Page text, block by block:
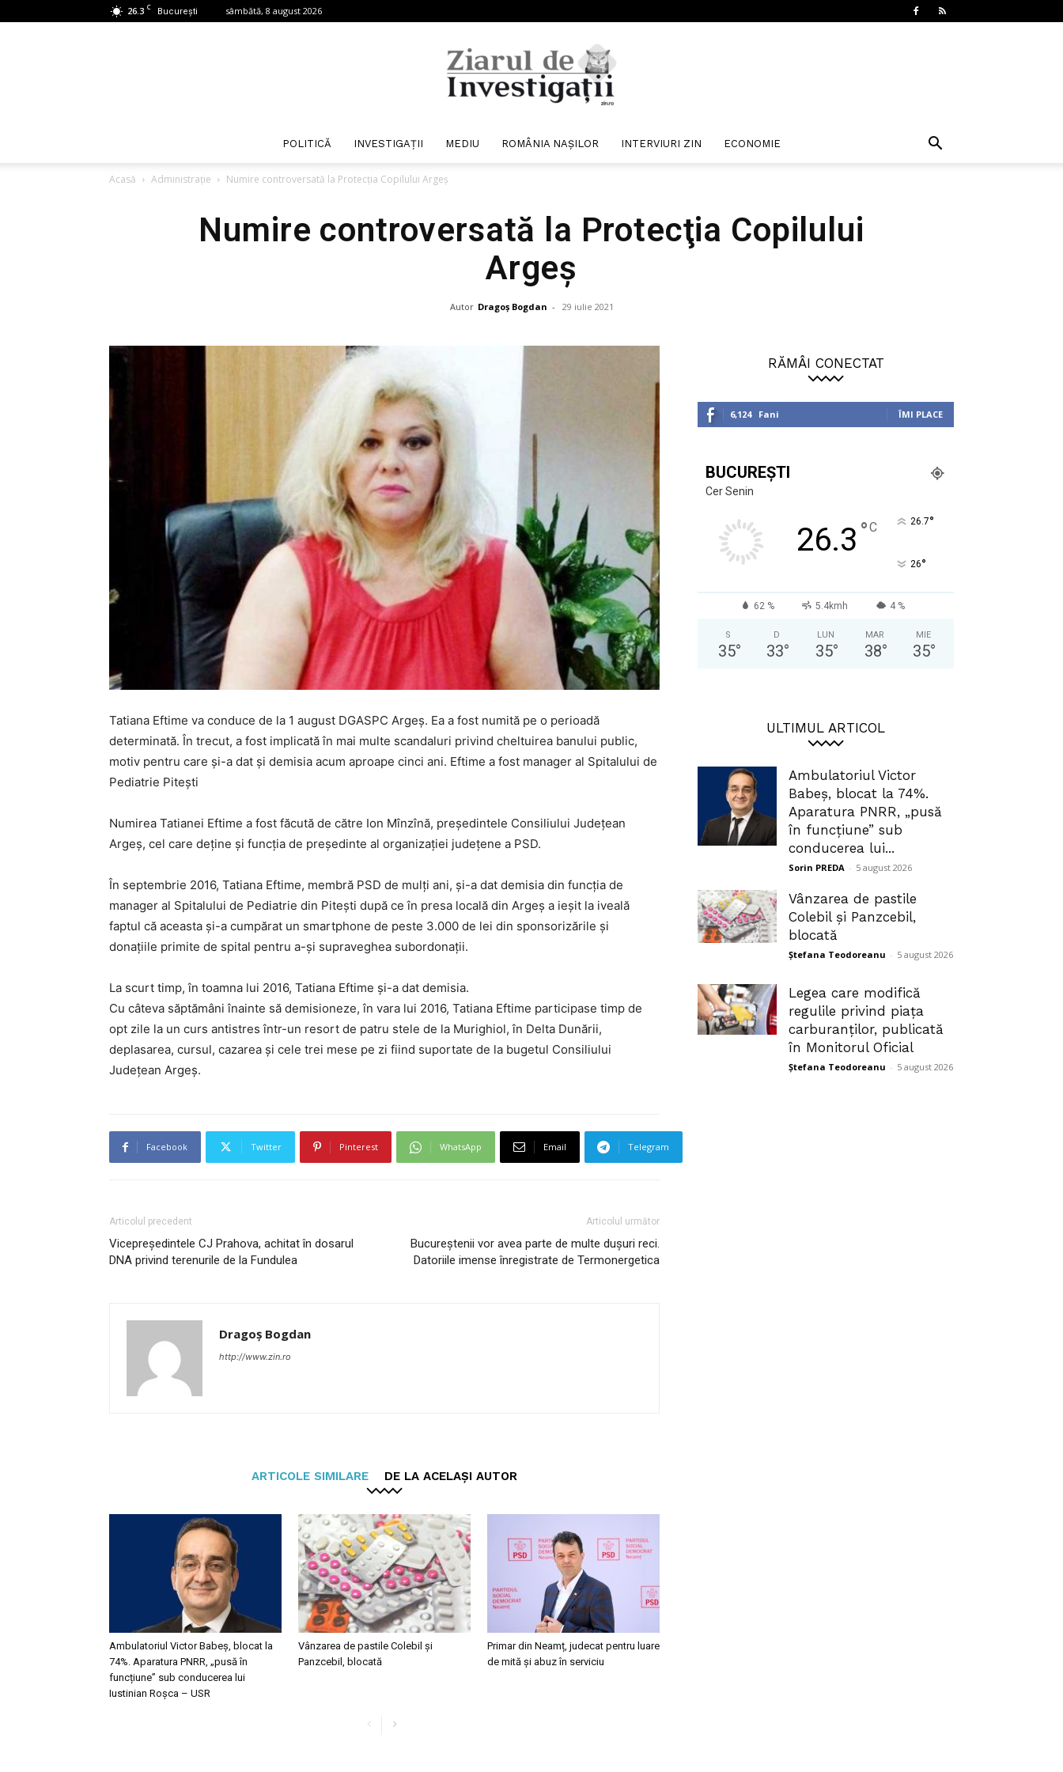
26.3 C București sâmbătă, 8 august 2026
de
POLITICĂ INVESTIGAȚII MEDIU ROMÂNIA NAȘILOR INTERVIURI ZIN ECONOMIE
Acasă Administrație Numire controversată la Protecţia Copilului Argeş
Numire controversată la Protecţia Copilului
Argeş
Autor Dragoș Bogdan - 29 iulie 2021
Tatiana Eftime va conduce de la 1 august DGASPC Argeș. Ea a fost numită pe o perioadă
determinată. În trecut, a fost implicată în mai multe scandaluri privind cheltuirea banului public,
motiv pentru care şi-a dat şi demisia acum aproape cinci ani. Eftime a fost manager al Spitalului de
Pediatrie Pitești
Numirea Tatianei Eftime a fost făcută de către Ion Mînzînă, preşedintele Consiliului Judeţean
Argeş, cel care deţine şi funcţia de preşedinte al organizaţiei judeţene a PSD.
În septembrie 2016, Tatiana Eftime, membră PSD de mulţi ani, şi-a dat demisia din funcţia de
manager al Spitalului de Pediatrie din Piteşti după ce în presa locală din Argeş a ieşit la iveală
faptul că aceasta şi-a cumpărat un smartphone de peste 3.000 de lei din sponsorizările şi
donaţiile primite de spital pentru a-şi supraveghea subordonaţii.
La scurt timp, în toamna lui 2016, Tatiana Eftime şi-a dat demisia.
Cu câteva săptămâni înainte să demisioneze, în vara lui 2016, Tatiana Eftime participase timp de
opt zile la un curs antistres într-un resort de patru stele de la Murighiol, în Delta Dunării,
deplasarea, cursul, cazarea şi cele trei mese pe zi fiind suportate de la bugetul Consiliului
Judeţean Argeş.
Facebook Twitter Pinterest WhatsApp Email Telegram
Articolul precedent
Vicepreşedintele CJ Prahova, achitat în dosarul
DNA privind terenurile de la Fundulea
Articolul următor
Bucureștenii vor avea parte de multe dușuri reci.
Datoriile imense înregistrate de Termonergetica
Dragoș Bogdan
http://www.zin.ro
ARTICOLE SIMILARE DE LA ACELAȘI AUTOR
Ambulatoriul Victor Babeș, blocat la
74%. Aparatura PNRR, „pusă în
funcțiune” sub conducerea lui
Iustinian Roșca – USR
Vânzarea de pastile Colebil și
Panzcebil, blocată
Primar din Neamț, judecat pentru luare
de mită și abuz în serviciu
RĂMÂI CONECTAT
6,124 Fani ÎMI PLACE
BUCUREȘTI
Cer Senin
26.3 °C 26.7°
26°
62 % 5.4kmh 4 %
S
35°
D
33°
LUN
35°
MAR
38°
MIE
35°
ULTIMUL ARTICOL
Ambulatoriul Victor
Babeș, blocat la 74%.
Aparatura PNRR, „pusă
în funcțiune” sub
conducerea lui...
Sorin PREDA - 5 august 2026
Vânzarea de pastile
Colebil și Panzcebil,
blocată
Ștefana Teodoreanu - 5 august 2026
Legea care modifică
regulile privind piața
carburanților, publicată
în Monitorul Oficial
Ștefana Teodoreanu - 5 august 2026